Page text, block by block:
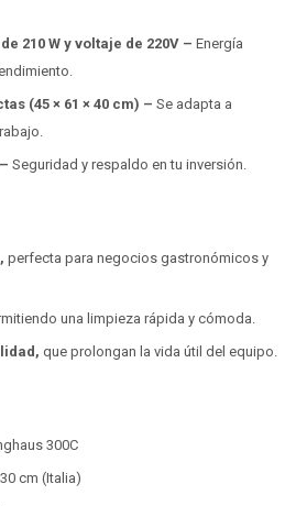
210 W y voltaje de 220V – Energía
(45 × 61 × 40 cm) – Se adapta a
Seguridad y respaldo en tu inversión.
perfecta para negocios gastronómicos y
una limpieza rápida y cómoda.
que prolongan la vida útil del equipo.
300C
cm (Italia)